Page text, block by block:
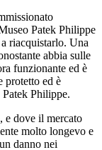
Patek Philippe
riacquistarlo. Una
abbia sulle
funzionante ed è
protetto ed è
Patek Philippe.
e dove il mercato
molto longevo e
danno nei